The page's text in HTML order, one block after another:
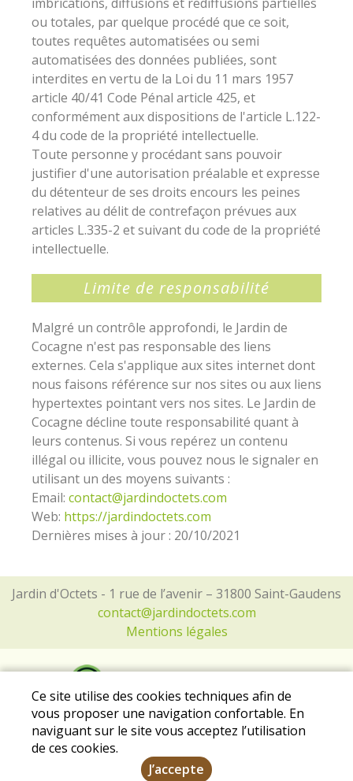
ou totales, par quelque procédé que ce soit,
toutes requêtes automatisées ou semi
automatisées des données publiées, sont
interdites en vertu de la Loi du 11 mars 1957
article 40/41 Code Pénal article 425, et
conformément aux dispositions de l'article L.122-
4 du code de la propriété intellectuelle.
Toute personne y procédant sans pouvoir
justifier d'une autorisation préalable et expresse
du détenteur de ses droits encours les peines
relatives au délit de contrefaçon prévues aux
articles L.335-2 et suivant du code de la propriété
intellectuelle.
Limite de responsabilité
Malgré un contrôle approfondi, le Jardin de
Cocagne n'est pas responsable des liens
externes. Cela s'applique aux sites internet dont
nous faisons référence sur nos sites ou aux liens
hypertextes pointant vers nos sites. Le Jardin de
Cocagne décline toute responsabilité quant à
leurs contenus. Si vous repérez un contenu
illégal ou illicite, vous pouvez nous le signaler en
utilisant un des moyens suivants :
Email: contact@jardindoctets.com
Web: https://jardindoctets.com
Dernières mises à jour : 20/10/2021
Jardin d'Octets - 1 rue de l’avenir – 31800 Saint-Gaudens
contact@jardindoctets.com
Mentions légales
2021 Tous droits réservés - Conçu et géré par
Ce site utilise des cookies techniques afin de
vous proposer une navigation confortable. En
naviguant sur le site vous acceptez l’utilisation
de ces cookies.
J’accepte